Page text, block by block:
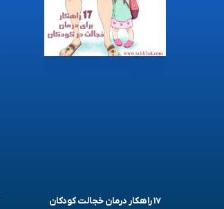
۱۷ راهکار درمان خجالت کودکان